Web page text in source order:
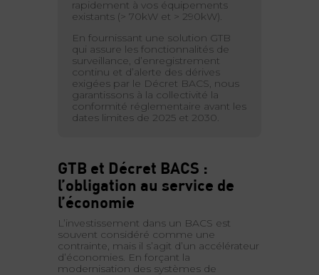
rapidement à vos équipements
existants (> 70kW et > 290kW).
En fournissant une solution GTB
qui assure les fonctionnalités de
surveillance, d’enregistrement
continu et d’alerte des dérives
exigées par le Décret BACS, nous
garantissons à la collectivité la
conformité réglementaire avant les
dates limites de 2025 et 2030.
GTB et Décret BACS :
l’obligation au service de
l’économie
L’investissement dans un BACS est
souvent considéré comme une
contrainte, mais il s’agit d’un accélérateur
d’économies. En forçant la
modernisation des systèmes de